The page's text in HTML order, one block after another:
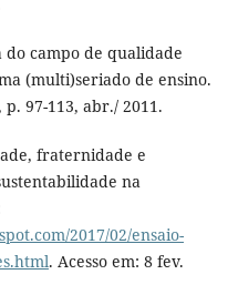
do campo de qualidade
(multi)seriado de ensino.
97-113, abr./ 2011.
fraternidade e
na
2017/02/ensaio-
. Acesso em: 8 fev.